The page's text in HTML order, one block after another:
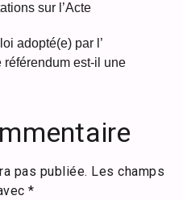
sur l’Acte
adopté(e) par l’
est-il une
pas publiée. Les champs
*